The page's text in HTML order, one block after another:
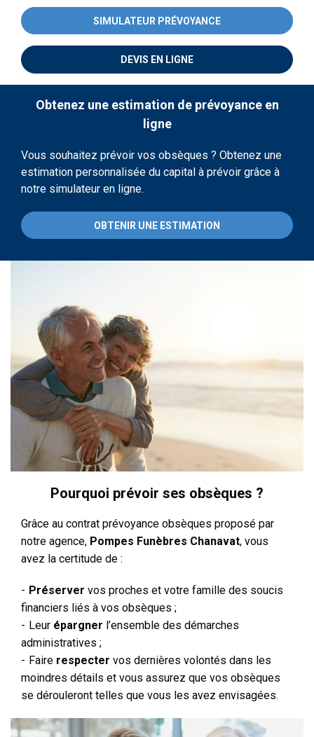
SIMULATEUR PRÉVOYANCE
DEVIS EN LIGNE
Obtenez une estimation de prévoyance en
ligne
Vous souhaitez prévoir vos obsèques ? Obtenez une
estimation personnalisée du capital à prévoir grâce à
notre simulateur en ligne.
OBTENIR UNE ESTIMATION
Pourquoi prévoir ses obsèques ?
Grâce au contrat prévoyance obsèques proposé par
notre agence, Pompes Funèbres Chanavat, vous
avez la certitude de :
Préserver vos proches et votre famille des soucis
financiers liés à vos obsèques ;
Leur épargner l’ensemble des démarches
administratives ;
Faire respecter vos dernières volontés dans les
moindres détails et vous assurez que vos obsèques
se dérouleront telles que vous les avez envisagées.